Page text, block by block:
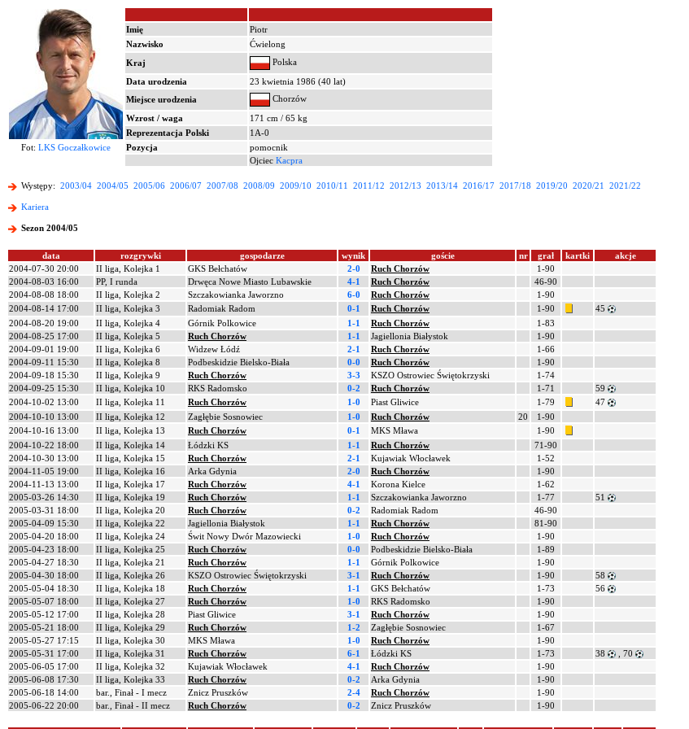
Imię
Piotr
Nazwisko
Ćwielong
Kraj
Polska
Data urodzenia
23 kwietnia 1986 (40 lat)
Miejsce urodzenia
Chorzów
Wzrost / waga
171 cm / 65 kg
Reprezentacja Polski
1A-0
Fot: LKS Goczałkowice Pozycja
pomocnik
Ojciec Kacpra
Występy: 2003/04 2004/05 2005/06 2006/07 2007/08 2008/09 2009/10 2010/11 2011/12 2012/13 2013/14 2016/17 2017/18 2019/20 2020/21 2021/22
Kariera
Sezon 2004/05
data rozgrywki gospodarze wynik goście nr grał kartki
akcje
2004-07-30 20:00
II liga, Kolejka 1 GKS Bełchatów 2-0 Ruch Chorzów
1-90
2004-08-03 16:00
PP, I runda Drwęca Nowe Miasto Lubawskie 4-1 Ruch Chorzów
46-90
2004-08-08 18:00
II liga, Kolejka 2 Szczakowianka Jaworzno 6-0 Ruch Chorzów
1-90
2004-08-14 17:00
II liga, Kolejka 3 Radomiak Radom 0-1 Ruch Chorzów 1-90
45
2004-08-20 19:00
II liga, Kolejka 4 Górnik Polkowice 1-1 Ruch Chorzów
1-83
2004-08-25 17:00
II liga, Kolejka 5 Ruch Chorzów 1-1 Jagiellonia Białystok
1-90
2004-09-01 19:00
II liga, Kolejka 6 Widzew Łódź 2-1 Ruch Chorzów
1-66
2004-09-11 15:30
II liga, Kolejka 8 Podbeskidzie Bielsko-Biała 0-0 Ruch Chorzów
1-90
2004-09-18 15:30
II liga, Kolejka 9 Ruch Chorzów 3-3 KSZO Ostrowiec Świętokrzyski
1-74
2004-09-25 15:30
II liga, Kolejka 10 RKS Radomsko 0-2 Ruch Chorzów 1-71
59
2004-10-02 13:00
II liga, Kolejka 11 Ruch Chorzów 1-0 Piast Gliwice 1-79
47
2004-10-10 13:00
II liga, Kolejka 12 Zagłębie Sosnowiec 1-0 Ruch Chorzów 20
1-90
2004-10-16 13:00
II liga, Kolejka 13 Ruch Chorzów 0-1 MKS Mława
1-90
2004-10-22 18:00
II liga, Kolejka 14 Łódzki KS 1-1 Ruch Chorzów
71-90
2004-10-30 13:00
II liga, Kolejka 15 Ruch Chorzów 2-1 Kujawiak Włocławek
1-52
2004-11-05 19:00
II liga, Kolejka 16 Arka Gdynia 2-0 Ruch Chorzów
1-90
2004-11-13 13:00
II liga, Kolejka 17 Ruch Chorzów 4-1 Korona Kielce
1-62
2005-03-26 14:30
II liga, Kolejka 19 Ruch Chorzów 1-1 Szczakowianka Jaworzno 1-77
51
2005-03-31 18:00
II liga, Kolejka 20 Ruch Chorzów 0-2 Radomiak Radom
46-90
2005-04-09 15:30
II liga, Kolejka 22 Jagiellonia Białystok 1-1 Ruch Chorzów
81-90
2005-04-20 18:00
II liga, Kolejka 24 Świt Nowy Dwór Mazowiecki 1-0 Ruch Chorzów
1-90
2005-04-23 18:00
II liga, Kolejka 25 Ruch Chorzów 0-0 Podbeskidzie Bielsko-Biała
1-89
2005-04-27 18:30
II liga, Kolejka 21 Ruch Chorzów 1-1 Górnik Polkowice
1-90
2005-04-30 18:00
II liga, Kolejka 26 KSZO Ostrowiec Świętokrzyski 3-1 Ruch Chorzów 1-90
58
2005-05-04 18:30
II liga, Kolejka 18 Ruch Chorzów 1-1 GKS Bełchatów 1-73
56
2005-05-07 18:00
II liga, Kolejka 27 Ruch Chorzów 1-0 RKS Radomsko
1-90
2005-05-12 17:00
II liga, Kolejka 28 Piast Gliwice 3-1 Ruch Chorzów
1-90
2005-05-21 18:00
II liga, Kolejka 29 Ruch Chorzów 1-2 Zagłębie Sosnowiec
1-67
2005-05-27 17:15
II liga, Kolejka 30 MKS Mława 1-0 Ruch Chorzów
1-90
2005-05-31 17:00
II liga, Kolejka 31 Ruch Chorzów 6-1 Łódzki KS 1-73 38
, 70
2005-06-05 17:00
II liga, Kolejka 32 Kujawiak Włocławek 4-1 Ruch Chorzów
1-90
2005-06-08 17:30
II liga, Kolejka 33 Ruch Chorzów 0-2 Arka Gdynia
1-90
2005-06-18 14:00
bar., Finał - I mecz Znicz Pruszków 2-4 Ruch Chorzów
1-90
2005-06-22 20:00
bar., Finał - II mecz Ruch Chorzów 0-2 Znicz Pruszków 1-90